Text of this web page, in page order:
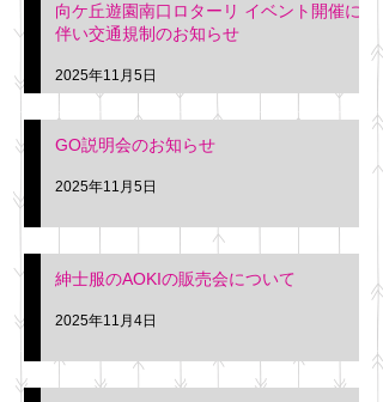
を行います。 神奈川個人
タクシー協同組合 専務 佐
久間
向ケ丘遊園南口ロターリ イベント開催に
伴い交通規制のお知らせ
2025年11月5日
GO説明会のお知らせ
2025年11月5日
紳士服のAOKIの販売会について
2025年11月4日